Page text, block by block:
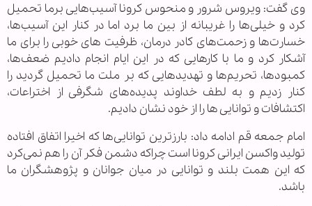
وی گفت: ویروس شرور و منحوس کرونا آسیب‌هایی برما تحمیل
کرد و خیلی‌ها را غریبانه از بین ما برد اما در کنار این آسیب‌ها،
خسارت‌ها و زحمت‌های کادر درمان، ظرفیت های خوبی را برای ما
آشکار کرد و ما با کارهایی که در این ایام انجام دادیم ضعف‌ها،
کمبودها، تحریم‌ها و تهدیدهایی که بر ملت ما تحمیل گردید را
کنار زدیم و به لطف خداوند پدیده‌های شگرفی از اختراعات،
اکتشافات و توانایی ها را از خود نشان دادیم.
امام جمعه قم ادامه داد: بارزترین توانایی‌ها که اخیرا اتفاق افتاده
تولید واکسن ایرانی کرونا است چراکه دشمن فکر آن را هم نمی‌کرد
که این همت بلند و توانایی در میان جوانان و پژوهشگران ما
باشد.